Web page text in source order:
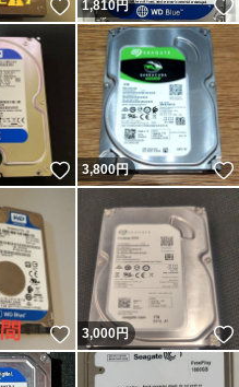
いいね！
1,810円
いいね！
3,800円
いいね！
3,000円